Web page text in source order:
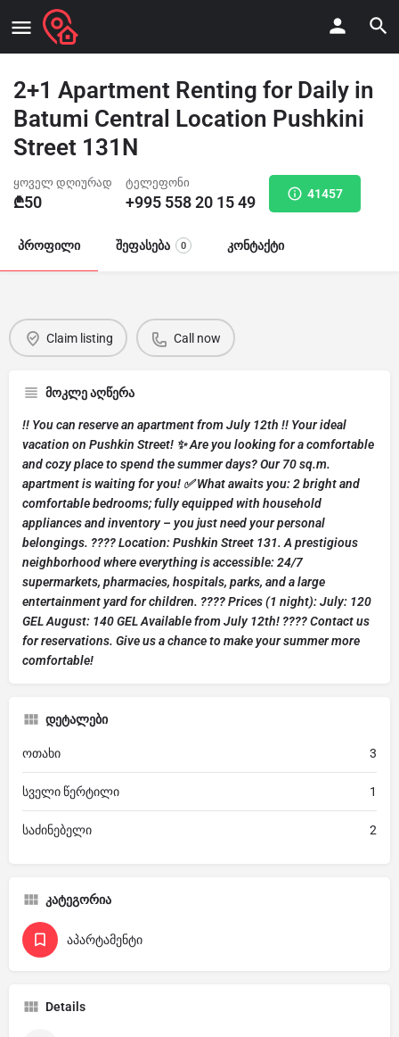
2+1 Apartment Renting for Daily in
Batumi Central Location Pushkini
Street 131N
ყოველ დღიურად
₾50
ტელეფონი
+995 558 20 15 49 41457
პროფილი შეფასება 0 კონტაქტი
Claim listing Call now
მოკლე აღწერა
!! You can reserve an apartment from July 12th !! Your ideal
vacation on Pushkin Street! ✨ Are you looking for a comfortable
and cozy place to spend the summer days? Our 70 sq.m.
apartment is waiting for you! ✅ What awaits you: 2 bright and
comfortable bedrooms; fully equipped with household
appliances and inventory – you just need your personal
belongings. ???? Location: Pushkin Street 131. A prestigious
neighborhood where everything is accessible: 24/7
supermarkets, pharmacies, hospitals, parks, and a large
entertainment yard for children. ???? Prices (1 night): July: 120
GEL August: 140 GEL Available from July 12th! ???? Contact us
for reservations. Give us a chance to make your summer more
comfortable!
დეტალები
ოთახი 3
სველი წერტილი 1
საძინებელი 2
კატეგორია
აპარტამენტი
Details